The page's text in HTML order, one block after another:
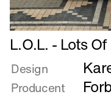
Læs
mere
om
L.O.L.
-
L.O.L. - Lots
Design
Producent